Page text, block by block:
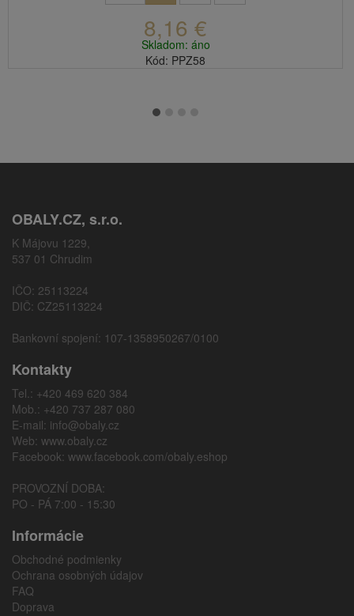
8,16 €
Skladom: áno
Kód: PPZ58
OBALY.CZ, s.r.o.
K Májovu 1229,
537 01 Chrudim
IČO: 25113224
DIČ: CZ25113224
Bankovní spojení: 107-1358950267/0100
Kontakty
Tel.: +420 469 620 384
Mob.: +420 737 287 080
E-mail: info@obaly.cz
Web: www.obaly.cz
Facebook: www.facebook.com/obaly.eshop
PROVOZNÍ DOBA:
PO - PÁ 7:00 - 15:30
Informácie
Obchodné podmienky
Ochrana osobných údajov
FAQ
Doprava